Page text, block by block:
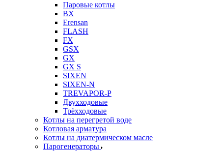
Паровые котлы
BX
Erensan
FLASH
FX
GSX
GX
GX S
SIXEN
SIXEN-N
TREVAPOR-P
Двухходовые
Трёхходовые
Котлы на перегретой воде
Котловая арматура
Котлы на диатермическом масле
Парогенераторы